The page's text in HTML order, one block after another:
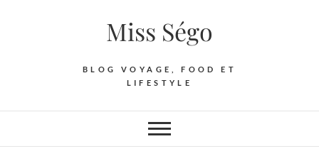
Miss Ségo
BLOG VOYAGE, FOOD ET
LIFESTYLE